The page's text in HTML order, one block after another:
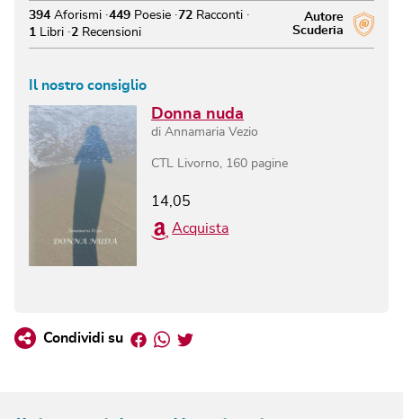
Autore
Scuderia
394 Aforismi 449 Poesie 72 Racconti
1
Libri 2 Recensioni
Il nostro consiglio
Donna nuda
di Annamaria Vezio
CTL Livorno 160 pagine
14,05
Acquista
Condividi su Facebook
Whatsapp
Twitter